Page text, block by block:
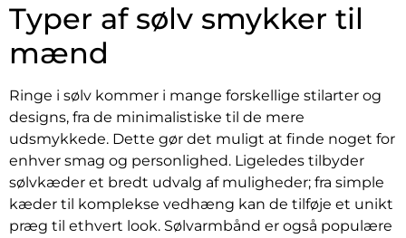
Typer af sølv smykker til
mænd
Ringe i sølv kommer i mange forskellige stilarter og
designs, fra de minimalistiske til de mere
udsmykkede. Dette gør det muligt at finde noget for
enhver smag og personlighed. Ligeledes tilbyder
sølvkæder et bredt udvalg af muligheder; fra simple
kæder til komplekse vedhæng kan de tilføje et unikt
præg til ethvert look. Sølvarmbånd er også populære